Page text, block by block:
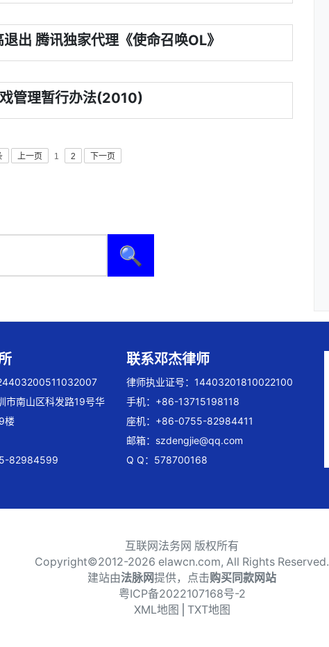
出 腾讯独家代理《使命召唤OL》
管理暂行办法(2010)
上一页 1 2 下一页
🔍
市南山区科发路19号华
楼
82984599
联系邓杰律师
律师执业证号：14403201810022100
手机：+86-13715198118
座机：+86-0755-82984411
邮箱： szdengjie@qq.com
Q Q：578700168
互联网法务网 版权所有
Copyright©2012-2026 elawcn.com, All Rights Reserved.
建站由法脉网提供，点击购买同款网站
粤ICP备2022107168号-2
XML地图 TXT地图